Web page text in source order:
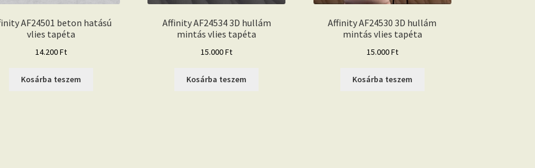
AF24501 beton hatású
vlies tapéta
14.200Ft
Kosárba teszem
Affinity AF24534 3D hullám
mintás vlies tapéta
15.000Ft
Kosárba teszem
Affinity AF24530 3D hullám
mintás vlies tapéta
15.000Ft
Kosárba teszem